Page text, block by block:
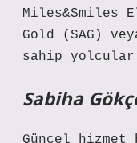
Gold (SAG)
sahip
Sabiha
Güncel